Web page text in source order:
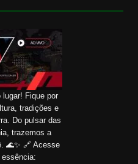
Fique por
tradições e
Do pulsar das
trazemos a
🌊✨ 🔗 Acesse